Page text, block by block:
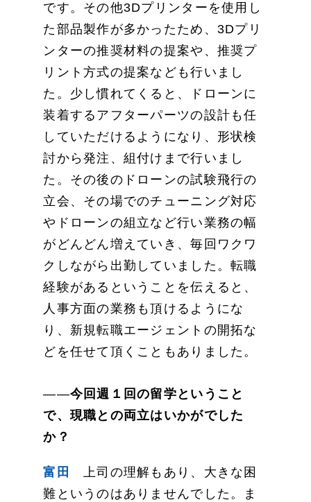
です。その他3Dプリンターを使用し
た部品製作が多かったため、3Dプリ
ンターの推奨材料の提案や、推奨プ
リント方式の提案なども行いまし
た。少し慣れてくると、ドローンに
装着するアフターパーツの設計も任
していただけるようになり、形状検
討から発注、組付けまで行いまし
た。その後のドローンの試験飛行の
立会、その場でのチューニング対応
やドローンの組立など行い業務の幅
がどんどん増えていき、毎回ワクワ
クしながら出勤していました。転職
経験があるということを伝えると、
人事方面の業務も頂けるようにな
り、新規転職エージェントの開拓な
どを任せて頂くこともありました。
――今回週１回の留学ということ
で、現職との両立はいかがでした
か？
富田
上司の理解もあり、大きな困
難というのはありませんでした。ま